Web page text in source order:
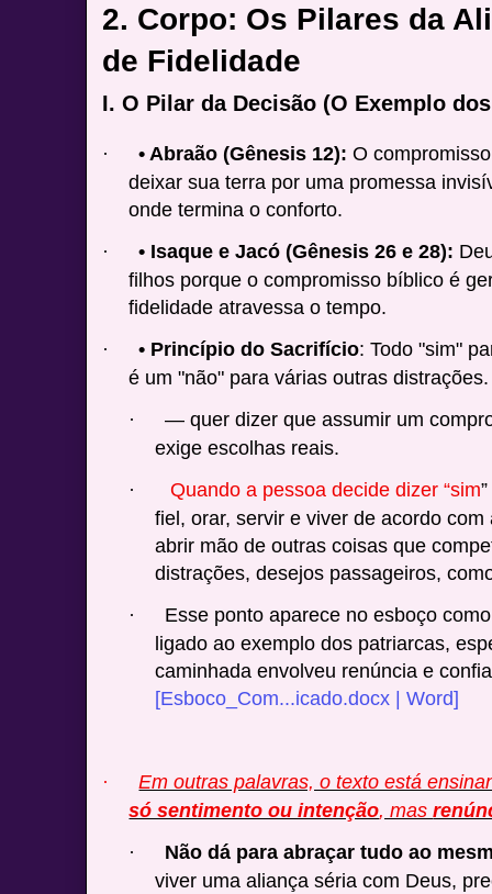
2. Corpo: Os Pilares da
de Fidelidade
I. O Pilar da Decisão (O Exemplo
· • Abraão (Gênesis 12): O
deixar sua terra por uma promessa
onde termina o conforto.
· • Isaque e Jacó (Gênesis 26 e 28):
filhos porque o compromisso bíblico é
fidelidade atravessa o tempo.
· • Princípio do Sacrifício: Todo "sim"
é um "não" para várias outras distrações.
·
— quer dizer que assumir um
exige escolhas reais.
· Quando a pessoa decide dizer “sim
fiel, orar, servir e viver de acordo
abrir mão de outras coisas que
distrações, desejos passageiros,
·
Esse ponto aparece no esboço
ligado ao exemplo dos patriarcas,
caminhada envolveu renúncia e
[Esboco_Com...icado.docx | Word]
·
Em outras palavras, o texto está
só sentimento ou intenção, mas
·
Não dá para abraçar tudo ao
viver uma aliança séria com Deus,